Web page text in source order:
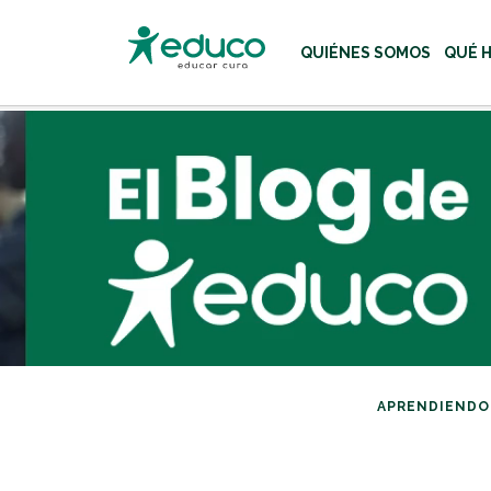
Usa las teclas Tab o
QUIÉNES SOMOS QUÉ